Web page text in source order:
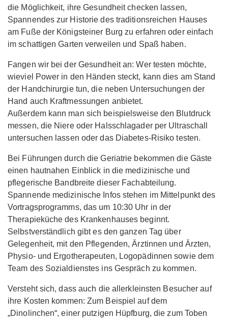
die Möglichkeit, ihre Gesundheit checken lassen,
Spannendes zur Historie des traditionsreichen Hauses
am Fuße der Königsteiner Burg zu erfahren oder einfach
im schattigen Garten verweilen und Spaß haben.
Fangen wir bei der Gesundheit an: Wer testen möchte,
wieviel Power in den Händen steckt, kann dies am Stand
der Handchirurgie tun, die neben Untersuchungen der
Hand auch Kraftmessungen anbietet.
Außerdem kann man sich beispielsweise den Blutdruck
messen, die Niere oder Halsschlagader per Ultraschall
untersuchen lassen oder das Diabetes-Risiko testen.
Bei Führungen durch die Geriatrie bekommen die Gäste
einen hautnahen Einblick in die medizinische und
pflegerische Bandbreite dieser Fachabteilung.
Spannende medizinische Infos stehen im Mittelpunkt des
Vortragsprogramms, das um 10:30 Uhr in der
Therapieküche des Krankenhauses beginnt.
Selbstverständlich gibt es den ganzen Tag über
Gelegenheit, mit den Pflegenden, Ärztinnen und Ärzten,
Physio- und Ergotherapeuten, Logopädinnen sowie dem
Team des Sozialdienstes ins Gespräch zu kommen.
Versteht sich, dass auch die allerkleinsten Besucher auf
ihre Kosten kommen: Zum Beispiel auf dem
„Dinolinchen“, einer putzigen Hüpfburg, die zum Toben